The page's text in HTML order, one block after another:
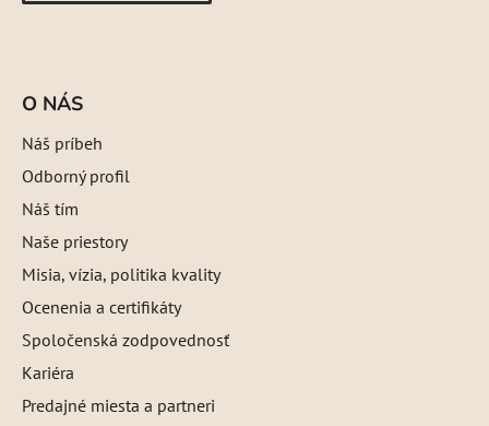
O NÁS
Náš príbeh
Odborný profil
Náš tím
Naše priestory
Misia, vízia, politika kvality
Ocenenia a certifikáty
Spoločenská zodpovednosť
Kariéra
Predajné miesta a partneri